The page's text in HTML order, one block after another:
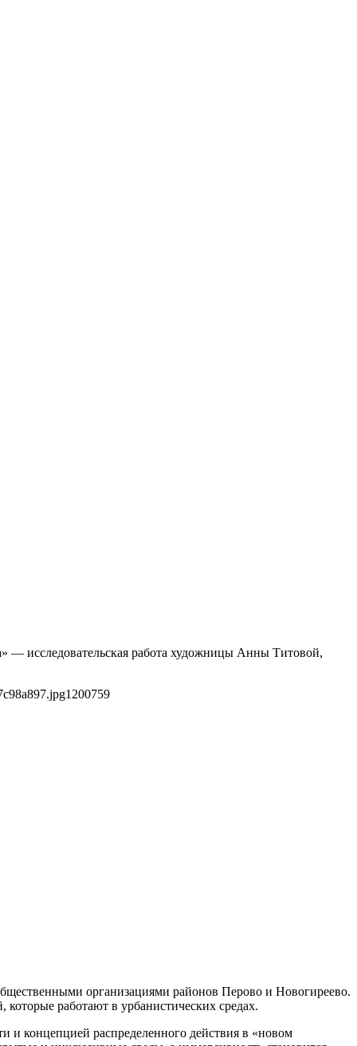
— исследовательская работа художницы Анны Титовой,
1200759
организациями районов Перово и Новогиреево.
которые работают в урбанистических средах.
и концепцией распределенного действия в «новом